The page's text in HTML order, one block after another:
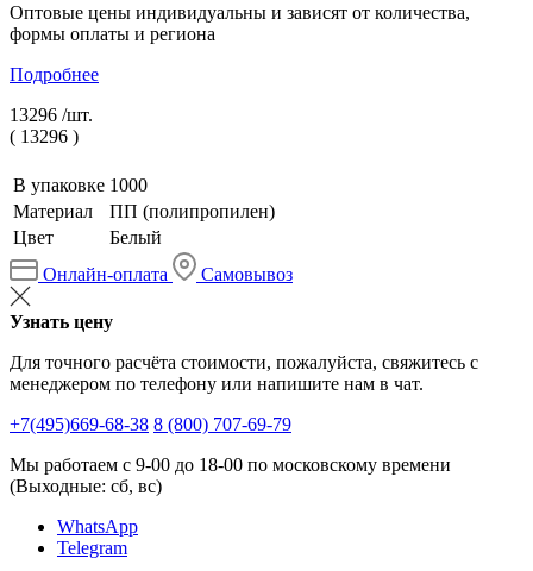
Оптовые цены индивидуальны и зависят от количества,
формы оплаты и региона
Подробнее
13296 /шт.
( 13296 )
В упаковке 1000
Материал
ПП (полипропилен)
Цвет
Белый
Онлайн-оплата
Самовывоз
Узнать цену
Для точного расчёта стоимости, пожалуйста, свяжитесь с
менеджером по телефону или напишите нам в чат.
+7(495)669-68-38 8 (800) 707-69-79
Мы работаем с 9-00 до 18-00 по московскому времени
(Выходные: сб, вс)
WhatsApp
Telegram